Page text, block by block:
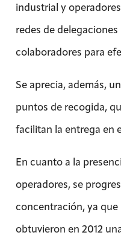
industrial y
redes de
colaboradores para
Se aprecia, además,
puntos de recogida,
facilitan la entrega en
En cuanto a la
operadores, se
concentración, ya
obtuvieron en 2012